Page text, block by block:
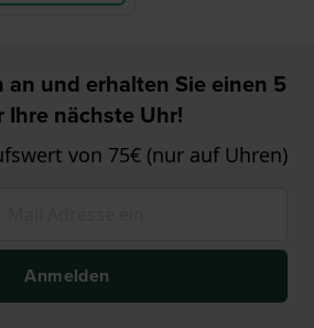
an und erhalten Sie einen 5
nächste Uhr!
von 75€ (nur auf Uhren)
Anmelden